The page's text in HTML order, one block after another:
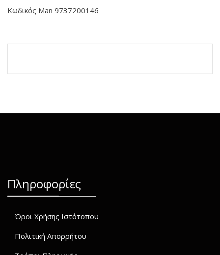
Κωδικός Man 9737200146
Πληροφορίες
Όροι Χρήσης Ιστότοπου
Πολιτική Απορρήτου